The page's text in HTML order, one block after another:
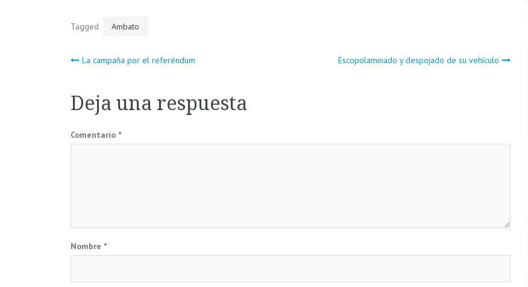
Tagged Ambato
Navegación
de
entradas
La campaña por el referéndum Escopolaminado y despojado de su vehículo
Deja una respuesta
Comentario *
Nombre *